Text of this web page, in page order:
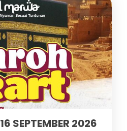
UMROH HEART 16 SEPTEMBER 2026